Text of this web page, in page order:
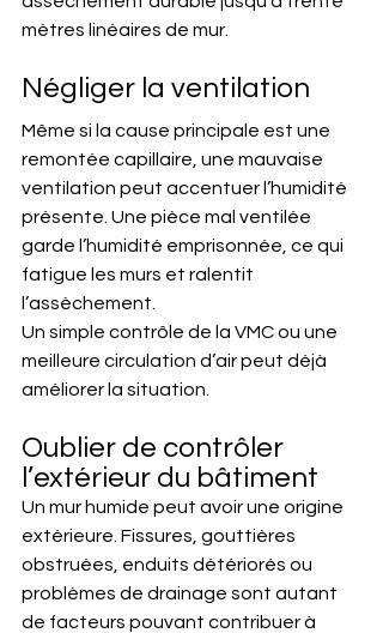
mètres linéaires de mur.
Négliger la ventilation
Même si la cause principale est une
remontée capillaire, une mauvaise
ventilation peut accentuer l’humidité
présente. Une pièce mal ventilée
garde l’humidité emprisonnée, ce qui
fatigue les murs et ralentit
l’assèchement.
Un simple contrôle de la VMC ou une
meilleure circulation d’air peut déjà
améliorer la situation.
Oublier de contrôler
l’extérieur du bâtiment
Un mur humide peut avoir une origine
extérieure. Fissures, gouttières
obstruées, enduits détériorés ou
problèmes de drainage sont autant
de facteurs pouvant contribuer à